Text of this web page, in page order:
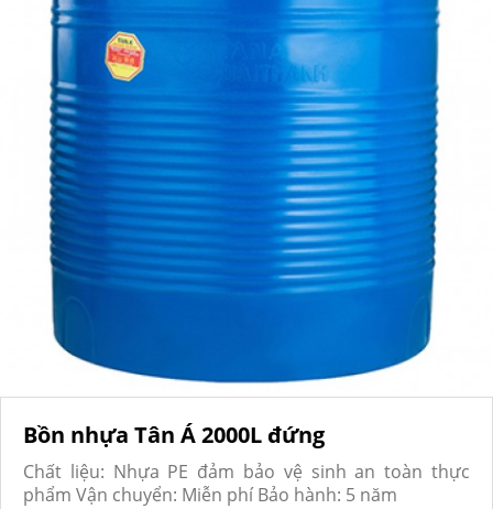
Bồn nhựa Tân Á 2000L đứng
Chất liệu: Nhựa PE đảm bảo vệ sinh an toàn thực
phẩm Vận chuyển: Miễn phí Bảo hành: 5 năm